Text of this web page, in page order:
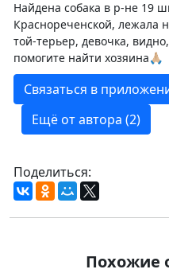
Найдена собака в р-не 19
Краснореченской, лежала
той-терьер, девочка,
помогите найти хозяина🙏🏼
Связаться в
Ещё от автора (2)
Поделиться:
Похожие